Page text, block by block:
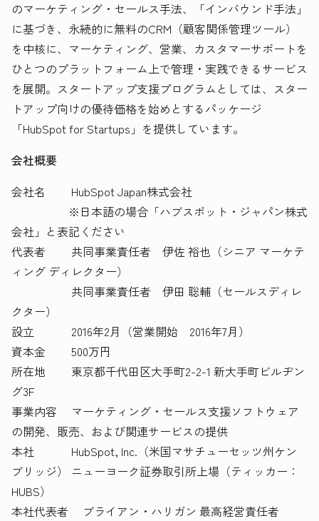
のマーケティング・セールス手法、「インバウンド手法」
に基づき、永続的に無料のCRM（顧客関係管理ツール）
を中核に、マーケティング、営業、カスタマーサポートを
ひとつのプラットフォーム上で管理・実践できるサービス
を展開。スタートアップ支援プログラムとしては、スター
トアップ向けの優待価格を始めとするパッケージ
「HubSpot for Startups」を提供しています。
会社概要
会社名 HubSpot Japan株式会社
※日本語の場合「ハブスポット・ジャパン株式
会社」と表記ください
代表者 共同事業責任者 伊佐 裕也（シニア マーケテ
ィング ディレクター）
共同事業責任者 伊田 聡輔（セールスディレ
クター）
設立 2016年2月（営業開始 2016年7月）
資本金 500万円
所在地 東京都千代田区大手町2-2-1 新大手町ビルヂン
グ3F
事業内容 マーケティング・セールス支援ソフトウェア
の開発、販売、および関連サービスの提供
本社 HubSpot, Inc.（米国マサチューセッツ州ケン
ブリッジ） ニューヨーク証券取引所上場（ティッカー：
HUBS）
本社代表者 ブライアン・ハリガン 最高経営責任者